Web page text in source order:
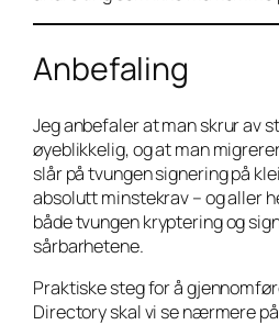
Anbefaling
Jeg anbefaler at man skrur av
øyeblikkelig, og at man
slår på tvungen signering på
absolutt minstekrav – og aller
både tvungen kryptering og
sårbarhetene.
Praktiske steg for å
Directory skal vi se nærmere på